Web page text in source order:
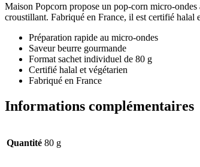
Maison Popcorn propose un pop-corn micro-
croustillant. Fabriqué en France, il est certifié halal
Préparation rapide au micro-ondes
Saveur beurre gourmande
Format sachet individuel de 80 g
Certifié halal et végétarien
Fabriqué en France
Informations complémentaires
Quantité 80 g